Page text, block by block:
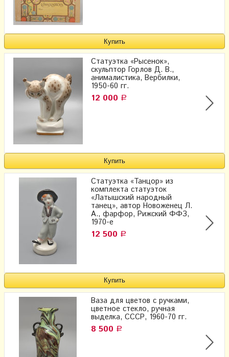
Статуэтка «Рысенок»,
скульптор Горлов Д. В.,
анималистика, Вербилки,
1950-60 гг.
12 000 Р
Статуэтка «Танцор» из
комплекта статуэток
«Латышский народный
танец», автор Новоженец Л.
А., фарфор, Рижский ФФЗ,
1970-е
12 500 Р
Ваза для цветов с ручками,
цветное стекло, ручная
выделка, СССР, 1960-70 гг.
8 500 Р